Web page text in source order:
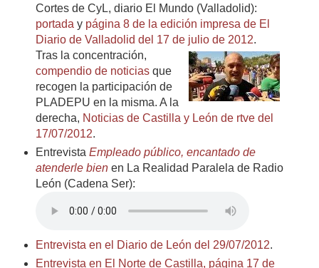
Cortes de CyL, diario El Mundo (Valladolid):
portada y página 8 de la edición impresa de El
Diario de Valladolid del 17 de julio de 2012.
Tras la concentración,
compendio de noticiasque
recogen la participación de
PLADEPU en la misma. A la
derecha, Noticias de Castilla y León de rtve del
17/07/2012.
Entrevista Empleado público, encantado de
atenderle bienen La Realidad Paralela de Radio
León (Cadena Ser):
Entrevista en el Diario de León del 29/07/2012.
Entrevista en El Norte de Castilla, página 17 de